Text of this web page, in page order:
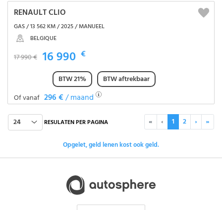
RENAULT CLIO
GAS / 13 562 KM / 2025 / MANUEEL
BELGIQUE
17 990 € 16 990 €
BTW 21%
BTW aftrekbaar
Of vanaf 296 €/ maand
24 RESULATEN PER PAGINA « ‹ 1 2 › »
Opgelet, geld lenen kost ook geld.